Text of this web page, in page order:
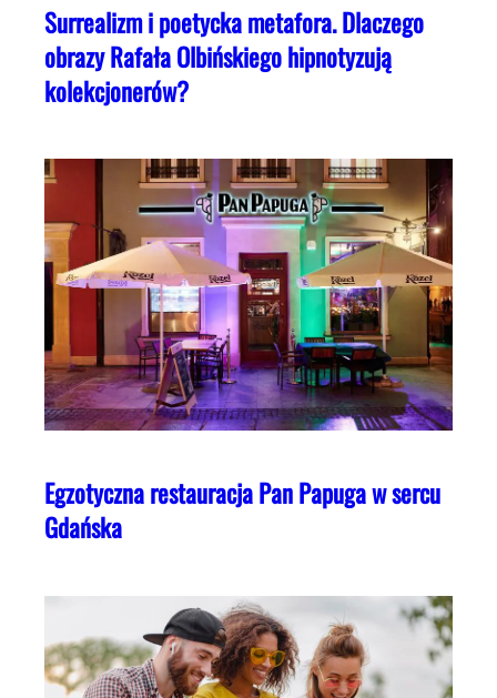
Surrealizm i poetycka metafora. Dlaczego
obrazy Rafała Olbińskiego hipnotyzują
kolekcjonerów?
Egzotyczna restauracja Pan Papuga w sercu
Gdańska